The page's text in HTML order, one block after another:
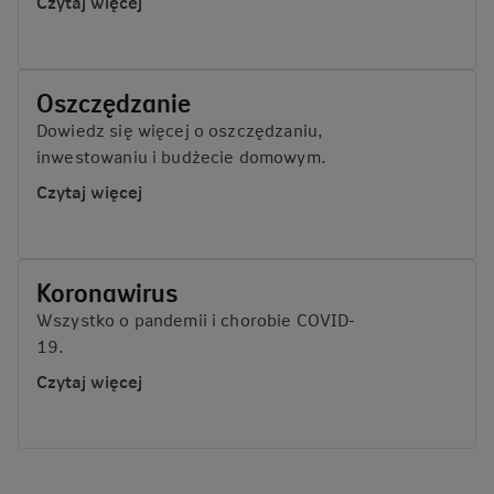
Oszczędzanie
Dowiedz się więcej o oszczędzaniu,
inwestowaniu i budżecie domowym.
Czytaj więcej
Koronawirus
Wszystko o pandemii i chorobie COVID-
19.
Czytaj więcej